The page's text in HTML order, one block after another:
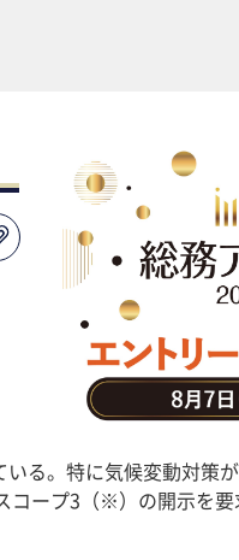
る。特に気候変動対策
コープ3（※）の開示を